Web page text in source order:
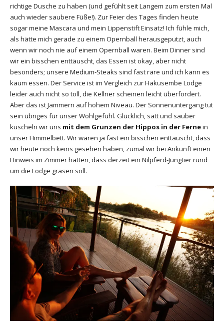
richtige Dusche zu haben (und gefühlt seit Langem zum ersten Mal
auch wieder saubere Füße!). Zur Feier des Tages finden heute
sogar meine Mascara und mein Lippenstift Einsatz! Ich fühle mich,
als hätte mich gerade zu einem Opernball herausgeputzt, auch
wenn wir noch nie auf einem Opernball waren. Beim Dinner sind
wir ein bisschen enttäuscht, das Essen ist okay, aber nicht
besonders; unsere Medium-Steaks sind fast rare und ich kann es
kaum essen. Der Service ist im Vergleich zur Hakusembe Lodge
leider auch nicht so toll, die Kellner scheinen leicht überfordert.
Aber das ist Jammern auf hohem Niveau. Der Sonnenuntergang tut
sein übriges für unser Wohlgefühl. Glücklich, satt und sauber
kuscheln wir uns mit dem Grunzen der Hippos in der Fernein
unser Himmelbett. Wir waren ja fast ein bisschen enttäuscht, dass
wir heute noch keins gesehen haben, zumal wir bei Ankunft einen
Hinweis im Zimmer hatten, dass derzeit ein Nilpferd-Jungtier rund
um die Lodge grasen soll.